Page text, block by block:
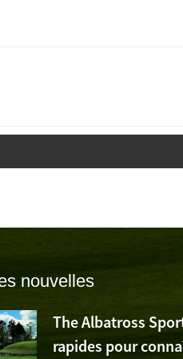
nouvelles
The Albatross
rapides pour